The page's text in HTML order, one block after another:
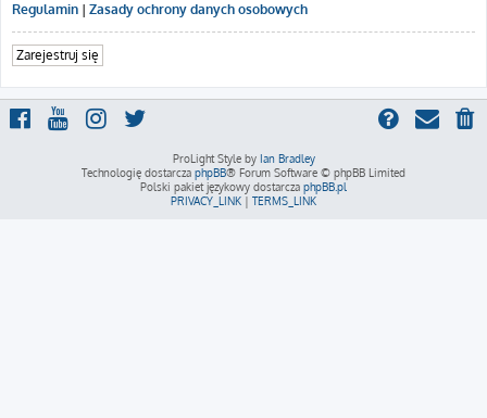
Regulamin | Zasady ochrony danych osobowych
Zarejestruj się
ProLight Style by Ian Bradley
Technologię dostarcza phpBB® Forum Software © phpBB Limited
Polski pakiet językowy dostarcza phpBB.pl
PRIVACY_LINK | TERMS_LINK